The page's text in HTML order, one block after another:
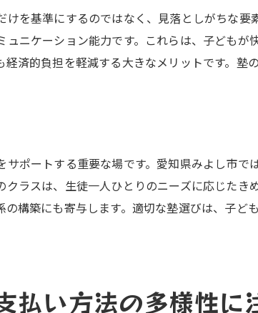
田原市の塾で見る支払い方法と教育投資の選択
教育投資としての塾の重要性
田原市の塾が提供する支払いプランの特徴
支払い方法から見る地域の教育の質
塾選びで重要な支払い方法実際のケーススタ
実際の保護者の声に基づく支払い選択事例
支払い方法にまつわるトラブル事例と対
を基準にするのではなく、見落としがちな
ニケーション能力です。これらは、子どもが
済的負担を軽減する大きなメリットです。
ポートする重要な場です。愛知県みよし市
ラスは、生徒一人ひとりのニーズに応じた
構築にも寄与します。適切な塾選びは、子
払い方法の多様性に